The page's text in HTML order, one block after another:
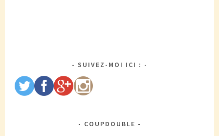
SUIVEZ-MOI ICI :
COUPDOUBLE